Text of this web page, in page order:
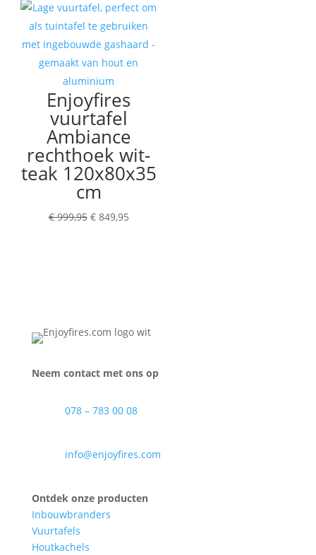
Enjoyfires
vuurtafel
Ambiance
rechthoek wit-
teak 120x80x35
cm
€999,95 Oorspronkelijke
€849,95Huidige
Neem contact met ons op
078 – 783 00 08
info@enjoyfires.com
Ontdek onze producten
Inbouwbranders
Vuurtafels
Houtkachels